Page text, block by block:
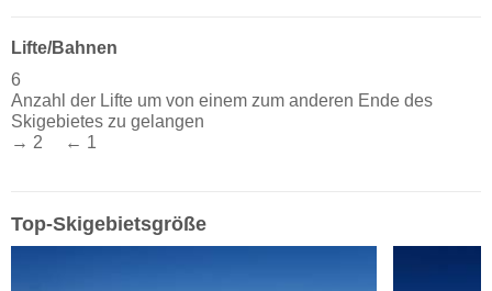
Lifte/Bahnen
6
Anzahl der Lifte um von einem zum anderen Ende des
Skigebietes zu gelangen
→ 2 ← 1
Top-Skigebietsgröße